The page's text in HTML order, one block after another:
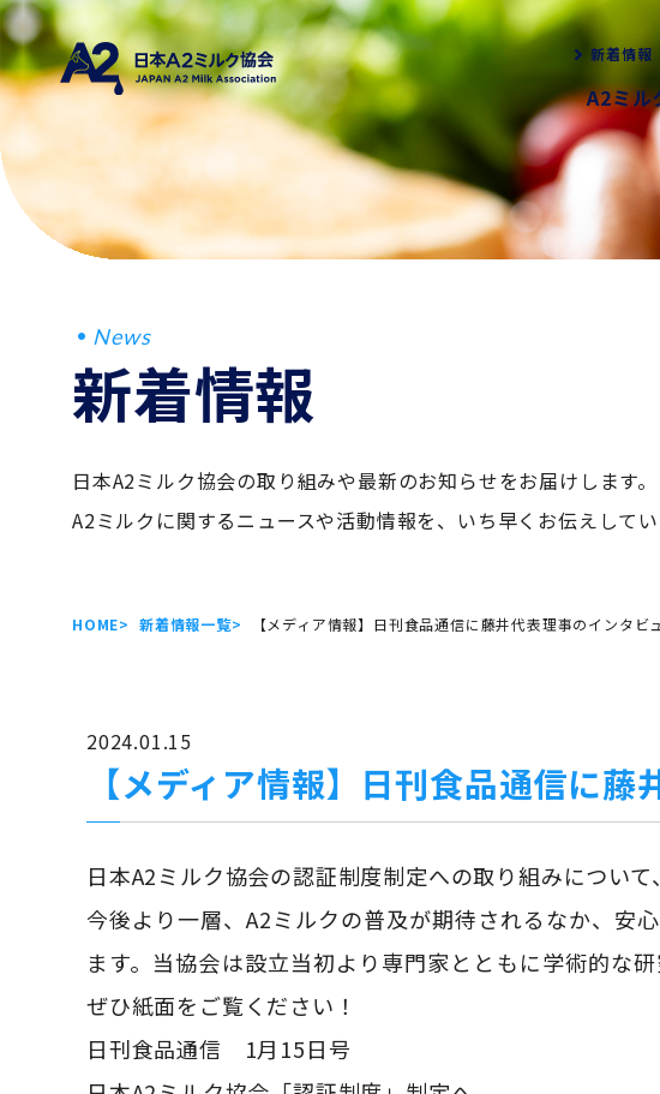
新着情報
A2ミル
News
新着情報
日本A2ミルク協会の取り組みや最新のお知らせをお届けします。
A2ミルクに関するニュースや活動情報を、いち早くお伝えしてい
HOME 新着情報一覧 【メディア情報】日刊食品通信に藤井代表理事のインタビ
2024.01.15
【メディア情報】日刊食品通信に
日本A2ミルク協会の認証制度制定への取り組みについ
今後より一層、A2ミルクの普及が期待されるなか、安
ます。当協会は設立当初より専門家とともに学術的な
ぜひ紙面をご覧ください！
日刊食品通信 1月15日号